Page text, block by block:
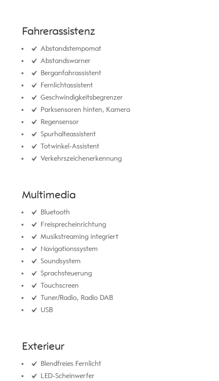
Fahrerassistenz
Abstandstempomat
Abstandswarner
Berganfahrassistent
Fernlichtassistent
Geschwindigkeitsbegrenzer
Parksensoren hinten, Kamera
Regensensor
Spurhalteassistent
Totwinkel-Assistent
Verkehrszeichenerkennung
Multimedia
Bluetooth
Freisprecheinrichtung
Musikstreaming integriert
Navigationssystem
Soundsystem
Sprachsteuerung
Touchscreen
Tuner/Radio, Radio DAB
USB
Exterieur
Blendfreies Fernlicht
LED-Scheinwerfer